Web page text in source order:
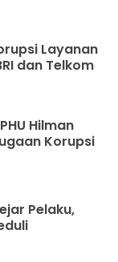
Layanan
dan Telkom
Hilman
Korupsi
Pelaku,